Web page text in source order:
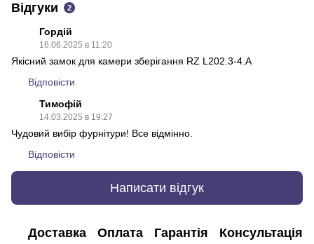
Відгуки 2
Гордій
16.06.2025 в 11:20
Якісний замок для камери зберігання RZ L202.3-4.A
Відповісти
Тимофій
14.03.2025 в 19:27
Чудовий вибір фурнітури! Все відмінно.
Відповісти
Написати відгук
Доставка Оплата Гарантія Консультація